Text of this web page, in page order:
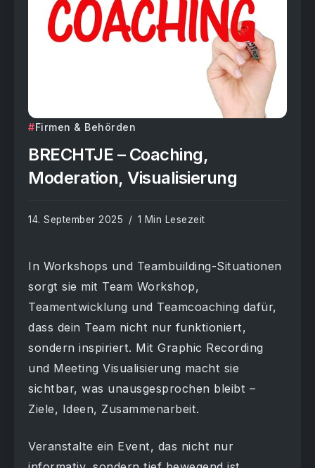
Firmen & Behörden
BRECHTJE – Coaching,
Moderation, Visualisierung
14. September 2025 1 Min Lesezeit
In Workshops und Teambuilding-Situationen
sorgt sie mit Team Workshop,
Teamentwicklung und Teamcoaching dafür,
dass dein Team nicht nur funktioniert,
sondern inspiriert. Mit Graphic Recording
und Meeting Visualisierung macht sie
sichtbar, was unausgesprochen bleibt –
Ziele, Ideen, Zusammenarbeit.
Veranstalte ein Event, das nicht nur